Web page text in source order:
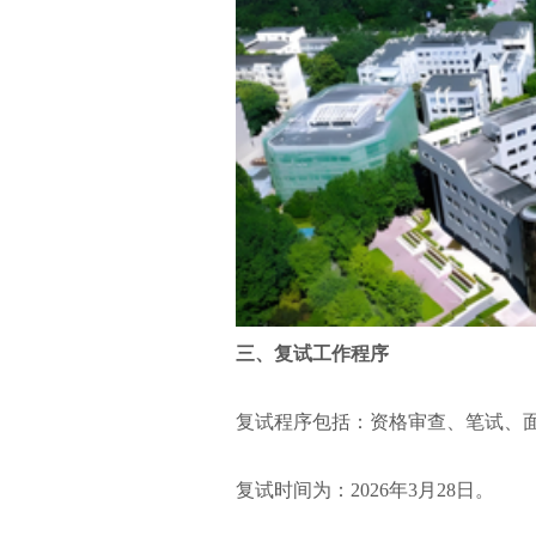
三、复试工作程序
复试程序包括：资格审查、笔试、
复试时间为：2026年3月28日。